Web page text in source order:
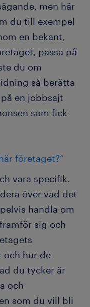
men här
du till exempel
en bekant,
passa på
du om
så berätta
en jobbsajt
som fick
företaget?”
vara specifik.
över vad det
handla om
sig och
och hur de
du tycker är
och
som du vill bli